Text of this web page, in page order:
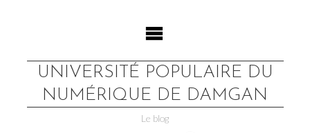
UNIVERSITÉ POPULAIRE DU
NUMÉRIQUE DE DAMGAN
Le blog